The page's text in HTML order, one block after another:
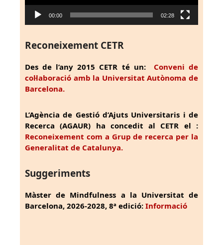
00:00 02:28
Reconeixement CETR
Des de l’any 2015 CETR té un: Conveni de
col·laboració amb la Universitat Autònoma de
Barcelona.
L’Agència de Gestió d’Ajuts Universitaris i de
Recerca (AGAUR) ha concedit al CETR el :
Reconeixement com a Grup de recerca per la
Generalitat de Catalunya.
Suggeriments
Màster de Mindfulness a la Universitat de
Barcelona, 2026-2028, 8ª edició: Informació